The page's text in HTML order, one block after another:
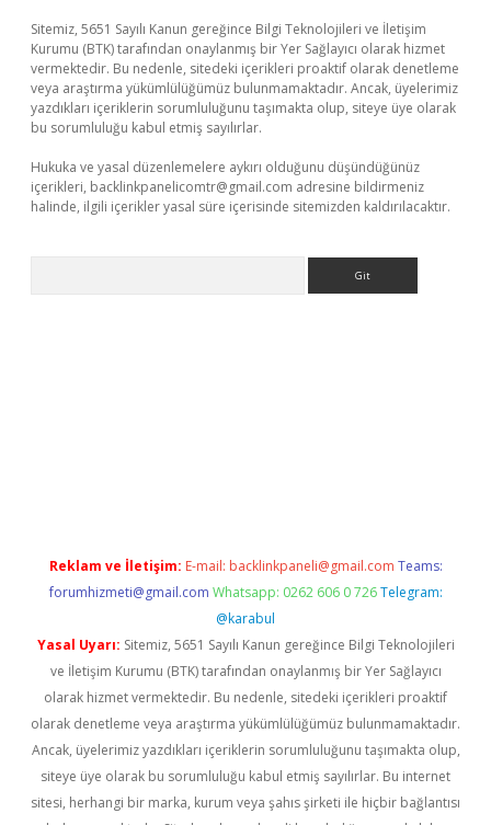
Sitemiz, 5651 Sayılı Kanun gereğince Bilgi Teknolojileri ve İletişim
Kurumu (BTK) tarafından onaylanmış bir Yer Sağlayıcı olarak hizmet
vermektedir. Bu nedenle, sitedeki içerikleri proaktif olarak denetleme
veya araştırma yükümlülüğümüz bulunmamaktadır. Ancak, üyelerimiz
yazdıkları içeriklerin sorumluluğunu taşımakta olup, siteye üye olarak
bu sorumluluğu kabul etmiş sayılırlar.
Hukuka ve yasal düzenlemelere aykırı olduğunu düşündüğünüz
içerikleri, backlinkpanelicomtr@gmail.com adresine bildirmeniz
halinde, ilgili içerikler yasal süre içerisinde sitemizden kaldırılacaktır.
Reklam ve İletişim: E-mail: backlinkpaneli@gmail.com Teams:
forumhizmeti@gmail.com Whatsapp: 0262 606 0 726 Telegram:
@karabul
Yasal Uyarı: Sitemiz, 5651 Sayılı Kanun gereğince Bilgi Teknolojileri
ve İletişim Kurumu (BTK) tarafından onaylanmış bir Yer Sağlayıcı
olarak hizmet vermektedir. Bu nedenle, sitedeki içerikleri proaktif
olarak denetleme veya araştırma yükümlülüğümüz bulunmamaktadır.
Ancak, üyelerimiz yazdıkları içeriklerin sorumluluğunu taşımakta olup,
siteye üye olarak bu sorumluluğu kabul etmiş sayılırlar. Bu internet
sitesi, herhangi bir marka, kurum veya şahıs şirketi ile hiçbir bağlantısı